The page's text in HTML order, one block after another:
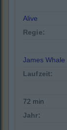
Alive
Regie:
James Whale
Laufzeit:
72 min
Jahr: